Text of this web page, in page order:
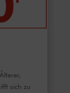
sich zu